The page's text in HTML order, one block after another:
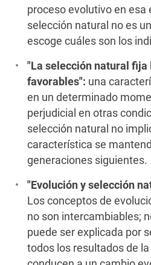
proceso evolutivo en esa
selección natural no es
escoge cuáles son los
"La selección natural
favorables": una
en un determinado
perjudicial en otras
selección natural no
característica se
generaciones siguientes.
"Evolución y selección
Los conceptos de
no son intercambiables;
puede ser explicada por
todos los resultados de